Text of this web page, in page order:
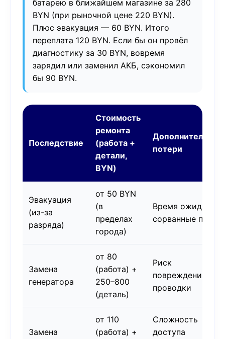
батарею в ближайшем магазине за 280
BYN (при рыночной цене 220 BYN).
Плюс эвакуация — 60 BYN. Итого
переплата 120 BYN. Если бы он провёл
диагностику за 30 BYN, вовремя
зарядил или заменил АКБ, сэкономил
бы 90 BYN.
Последствие
Стоимость
ремонта
(работа +
детали,
BYN)
Дополнительные
потери
Эвакуация
(из-за
разряда)
от 50 BYN
(в
пределах
города)
Время ожидания,
сорванные планы
Замена
генератора
от 80
(работа) +
250–800
(деталь)
Риск
повреждения
проводки
Замена
от 110
(работа) +
Сложность
доступа